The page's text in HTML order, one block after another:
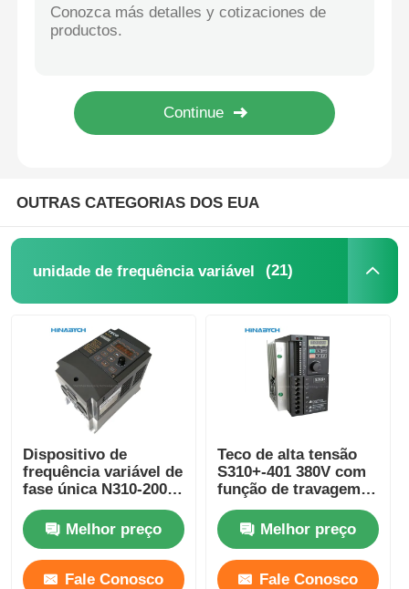
Motor da articulação do robô
SERVO MOTOR CA
OUTRAS CATEGORIAS DOS EUA
unidade de frequência variável (21)
Dispositivo de
frequência variável de
fase única N310-2001-
Hxc 220V 0,75kw VFD
Drive TecoMelhor preço
Fale Conosco
Teco de alta tensão
S310+-401 380V com
função de travagem
/402/403/405-H3bcdc
Melhor preço
Fale Conosco